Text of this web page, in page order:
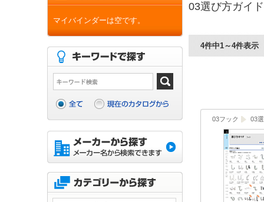
03選び方ガイド
4件中1～4件表示
03フック 03
マイバインダーは空です。